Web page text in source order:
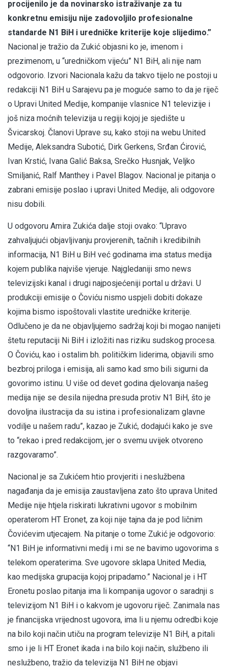
procijenilo je da novinarsko istraživanje za tu
konkretnu emisiju nije zadovoljilo profesionalne
standarde N1 BiH i uredničke kriterije koje slijedimo.”
Nacional je tražio da Zukić objasni ko je, imenom i
prezimenom, u “uredničkom vijeću” N1 BiH, ali nije nam
odgovorio. Izvori Nacionala kažu da takvo tijelo ne postoji u
redakciji N1 BiH u Sarajevu pa je moguće samo to da je riječ
o Upravi United Medije, kompanije vlasnice N1 televizije i
još niza moćnih televizija u regiji kojoj je sjedište u
Švicarskoj. Članovi Uprave su, kako stoji na webu United
Medije, Aleksandra Subotić, Dirk Gerkens, Srđan Ćirović,
Ivan Krstić, Ivana Galić Baksa, Srečko Husnjak, Veljko
Smiljanić, Ralf Manthey i Pavel Blagov. Nacional je pitanja o
zabrani emisije poslao i upravi United Medije, ali odgovore
nisu dobili.
U odgovoru Amira Zukića dalje stoji ovako: “Upravo
zahvaljujući objavljivanju provjerenih, tačnih i kredibilnih
informacija, N1 BiH u BiH već godinama ima status medija
kojem publika najviše vjeruje. Najgledaniji smo news
televizijski kanal i drugi najposjećeniji portal u državi. U
produkciji emisije o Čoviću nismo uspjeli dobiti dokaze
kojima bismo ispoštovali vlastite uredničke kriterije.
Odlučeno je da ne objavljujemo sadržaj koji bi mogao nanijeti
štetu reputaciji Ni BiH i izložiti nas riziku sudskog procesa.
O Čoviću, kao i ostalim bh. političkim liderima, objavili smo
bezbroj priloga i emisija, ali samo kad smo bili sigurni da
govorimo istinu. U više od devet godina djelovanja našeg
medija nije se desila nijedna presuda protiv N1 BiH, što je
dovoljna ilustracija da su istina i profesionalizam glavne
vodilje u našem radu”, kazao je Zukić, dodajući kako je sve
to “rekao i pred redakcijom, jer o svemu uvijek otvoreno
razgovaramo”.
Nacional je sa Zukićem htio provjeriti i neslužbena
nagađanja da je emisija zaustavljena zato što uprava United
Medije nije htjela riskirati lukrativni ugovor s mobilnim
operaterom HT Eronet, za koji nije tajna da je pod ličnim
Čovićevim utjecajem. Na pitanje o tome Zukić je odgovorio:
“N1 BiH je informativni medij i mi se ne bavimo ugovorima s
telekom operaterima. Sve ugovore sklapa United Media,
kao medijska grupacija kojoj pripadamo.” Nacional je i HT
Eronetu poslao pitanja ima li kompanija ugovor o saradnji s
televizijom N1 BiH i o kakvom je ugovoru riječ. Zanimala nas
je financijska vrijednost ugovora, ima li u njemu odredbi koje
na bilo koji način utiču na program televizije N1 BiH, a pitali
smo i je li HT Eronet ikada i na bilo koji način, službeno ili
neslužbeno, tražio da televizija N1 BiH ne objavi